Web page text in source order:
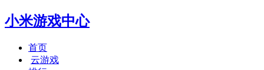
小米游戏中心
首页
云游戏